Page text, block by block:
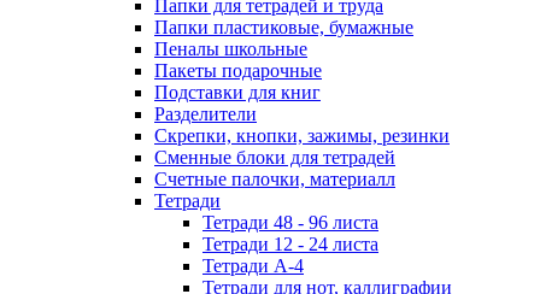
Папки для тетрадей и труда
Папки пластиковые, бумажные
Пеналы школьные
Пакеты подарочные
Подставки для книг
Разделители
Скрепки, кнопки, зажимы, резинки
Сменные блоки для тетрадей
Счетные палочки, материалл
Тетради
Тетради 48 - 96 листа
Тетради 12 - 24 листа
Тетради А-4
Тетради для нот, каллиграфии